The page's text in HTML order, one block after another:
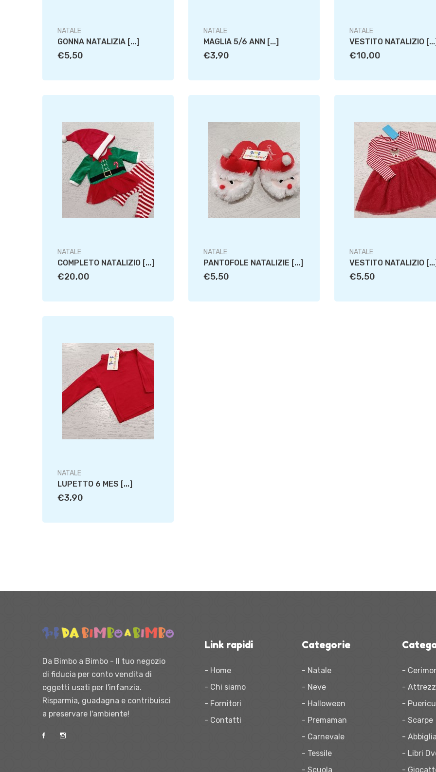
NATALE
GONNA NATALIZIA [...]
€5,50
NATALE
MAGLIA 5/6 ANN [...]
€3,90
NATALE
VESTITO NATALIZIO
€10,00
NATALE
COMPLETO NATALIZIO [...]
€20,00
NATALE
PANTOFOLE NATALIZIE [...]
€5,50
NATALE
VESTITO NATALIZIO
€5,50
NATALE
LUPETTO 6 MES [...]
€3,90
Da Bimbo a Bimbo - Il tuo negozio
di fiducia per conto vendita di
oggetti usati per l'infanzia.
Risparmia, guadagna e contribuisci
a preservare l'ambiente!
Link rapidi
- Home
- Chi siamo
- Fornitori
- Contatti
Categorie
- Natale
- Neve
- Halloween
- Premaman
- Carnevale
- Tessile
- Scuola
-
-
-
- Scarpe
-
- Libri
-